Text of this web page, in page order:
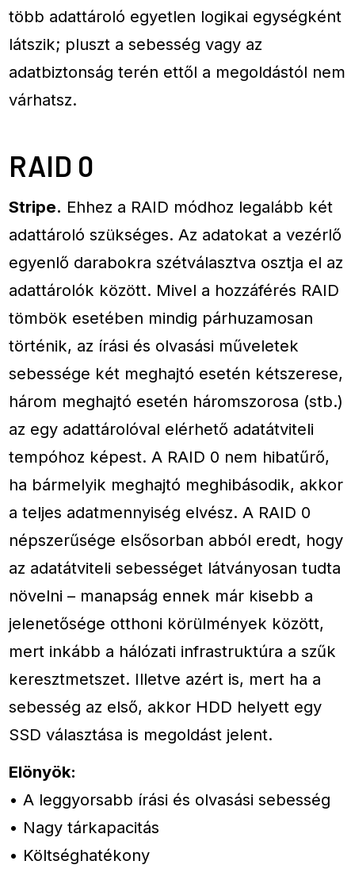
több adattároló egyetlen logikai egységként
látszik; pluszt a sebesség vagy az
adatbiztonság terén ettől a megoldástól nem
várhatsz.
RAID 0
Stripe. Ehhez a RAID módhoz legalább két
adattároló szükséges. Az adatokat a vezérlő
egyenlő darabokra szétválasztva osztja el az
adattárolók között. Mivel a hozzáférés RAID
tömbök esetében mindig párhuzamosan
történik, az írási és olvasási műveletek
sebessége két meghajtó esetén kétszerese,
három meghajtó esetén háromszorosa (stb.)
az egy adattárolóval elérhető adatátviteli
tempóhoz képest. A RAID 0 nem hibatűrő,
ha bármelyik meghajtó meghibásodik, akkor
a teljes adatmennyiség elvész. A RAID 0
népszerűsége elsősorban abból eredt, hogy
az adatátviteli sebességet látványosan tudta
növelni – manapság ennek már kisebb a
jelenetősége otthoni körülmények között,
mert inkább a hálózati infrastruktúra a szűk
keresztmetszet. Illetve azért is, mert ha a
sebesség az első, akkor HDD helyett egy
SSD választása is megoldást jelent.
Elönyök:
• A leggyorsabb írási és olvasási sebesség
• Nagy tárkapacitás
• Költséghatékony